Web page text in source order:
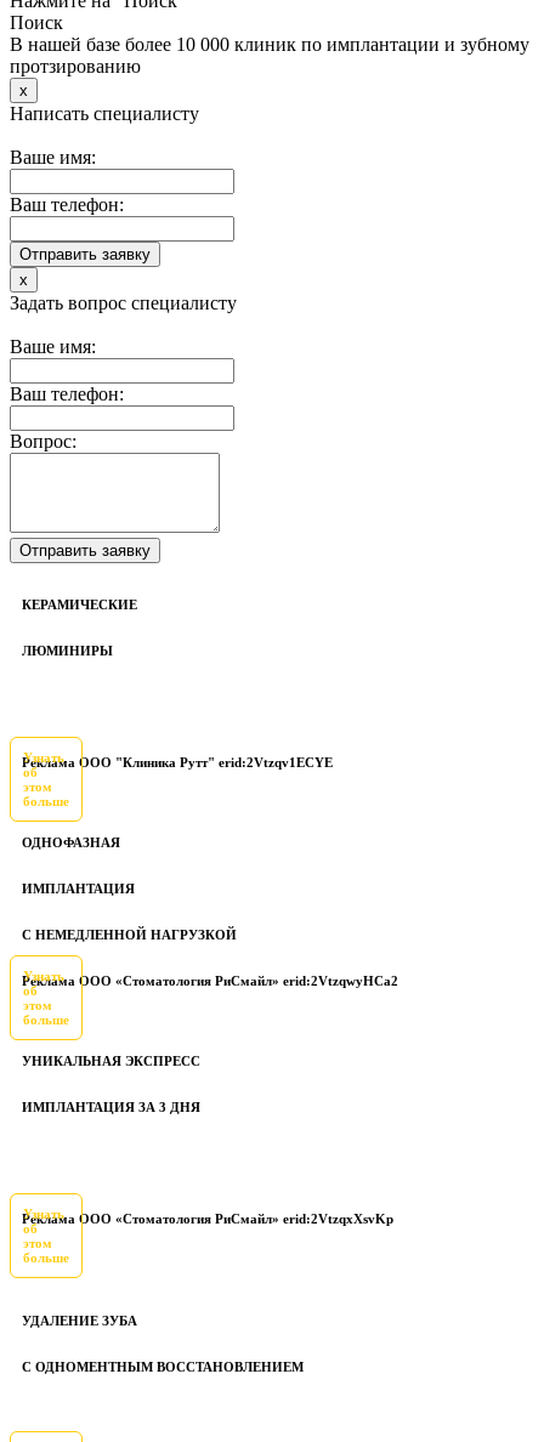
Поиск
В нашей базе более 10 000 клиник по имплантации и зубному
протзированию
x
Написать специалисту
Ваше имя:
Ваш телефон:
x
Задать вопрос специалисту
Ваше имя:
Ваш телефон:
Вопрос:
КЕРАМИЧЕСКИЕ
ЛЮМИНИРЫ
Реклама ООО "Клиника Рутт" erid:2Vtzqv1ECYE
Узнать
об
этом
больше
ОДНОФАЗНАЯ
ИМПЛАНТАЦИЯ
С НЕМЕДЛЕННОЙ НАГРУЗКОЙ
Реклама ООО «Стоматология РиСмайл» erid:2VtzqwyHCa2
Узнать
об
этом
больше
УНИКАЛЬНАЯ ЭКСПРЕСС
ИМПЛАНТАЦИЯ ЗА 3 ДНЯ
Реклама ООО «Стоматология РиСмайл» erid:2VtzqxXsvKp
Узнать
об
этом
больше
УДАЛЕНИЕ ЗУБА
С ОДНОМЕНТНЫМ ВОССТАНОВЛЕНИЕМ